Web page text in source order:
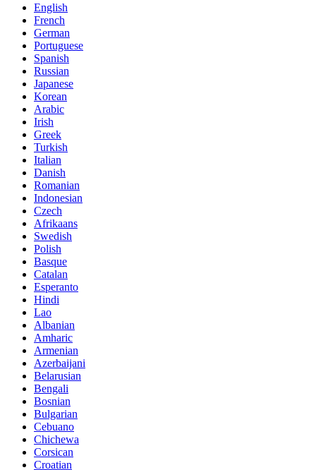
English
French
German
Portuguese
Spanish
Russian
Japanese
Korean
Arabic
Irish
Greek
Turkish
Italian
Danish
Romanian
Indonesian
Czech
Afrikaans
Swedish
Polish
Basque
Catalan
Esperanto
Hindi
Lao
Albanian
Amharic
Armenian
Azerbaijani
Belarusian
Bengali
Bosnian
Bulgarian
Cebuano
Chichewa
Corsican
Croatian